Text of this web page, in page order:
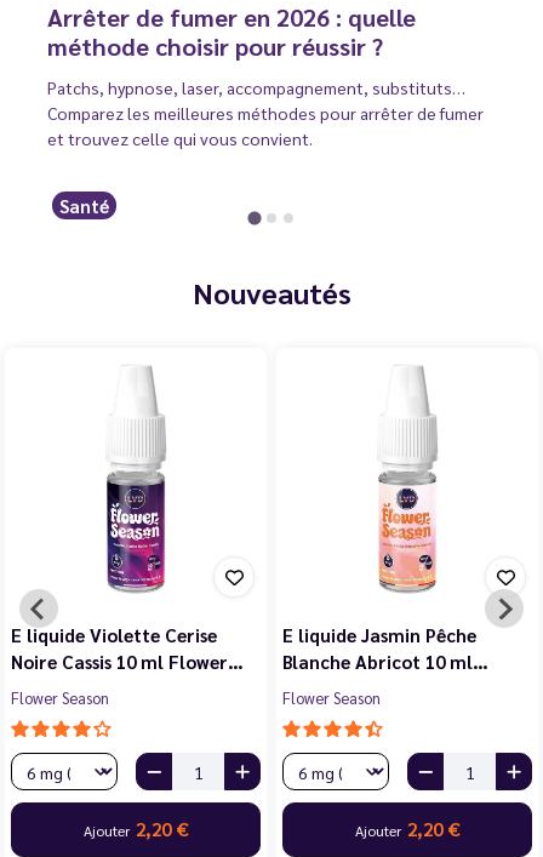
Arrêter de fumer en 2026 : quelle
méthode choisir pour réussir ?
Patchs, hypnose, laser, accompagnement, substituts…
Comparez les meilleures méthodes pour arrêter de fumer
et trouvez celle qui vous convient.
Santé
Nouveautés
E liquide Violette Cerise
Noire Cassis 10 ml Flower…
Flower Season
Ajouter 2,20 €
E liquide Jasmin Pêche
Blanche Abricot 10 ml…
Flower Season
Ajouter 2,20 €